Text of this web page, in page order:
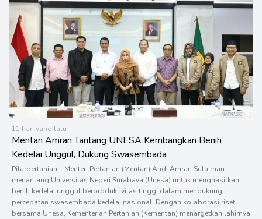
11 hari yang lalu
Mentan Amran Tantang UNESA Kembangkan Benih
Kedelai Unggul, Dukung Swasembada
Pilarpertanian – Menteri Pertanian (Mentan) Andi Amran Sulaiman
menantang Universitas Negeri Surabaya (Unesa) untuk menghasilkan
benih kedelai unggul berproduktivitas tinggi dalam mendukung
percepatan swasembada kedelai nasional. Dengan kolaborasi riset
bersama Unesa, Kementerian Pertanian (Kementan) menargetkan lahirnya